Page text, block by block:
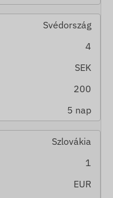
Svédország
4
SEK
200
5 nap
Szlovákia
1
EUR